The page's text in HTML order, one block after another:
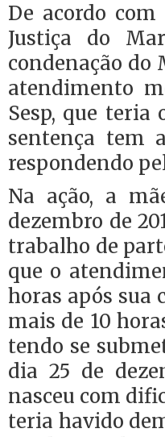
De acordo
Justiça do
condenação do
atendimento
Sesp, que teria
sentença tem
respondendo
Na ação, a
dezembro de
trabalho de
que o
horas após sua
mais de 10
tendo se
dia 25 de
nasceu com
teria havido